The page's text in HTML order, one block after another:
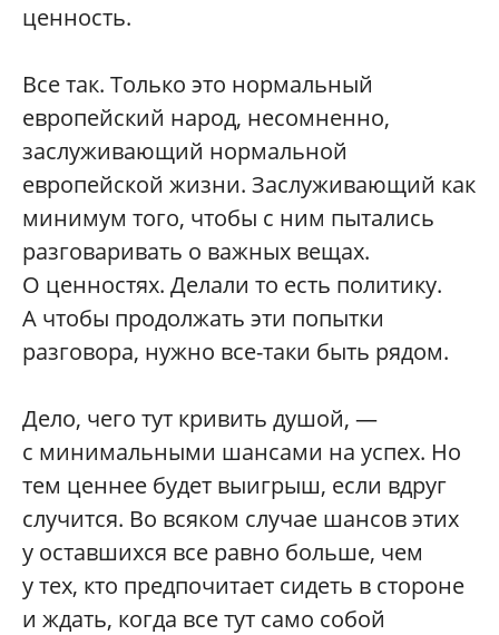
ценность.
Все так. Только это нормальный
европейский народ, несомненно,
заслуживающий нормальной
европейской жизни. Заслуживающий как
минимум того, чтобы с ним пытались
разговаривать о важных вещах.
О ценностях. Делали то есть политику.
А чтобы продолжать эти попытки
разговора, нужно все-таки быть рядом.
Дело, чего тут кривить душой, —
с минимальными шансами на успех. Но
тем ценнее будет выигрыш, если вдруг
случится. Во всяком случае шансов этих
у оставшихся все равно больше, чем
у тех, кто предпочитает сидеть в стороне
и ждать, когда все тут само собой